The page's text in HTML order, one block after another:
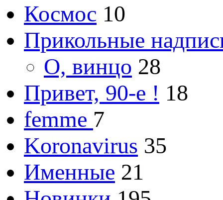
Космос 10
Прикольные
О, винцо 28
Привет, 90-е ! 18
femme 7
Koronavirus 35
Именные 21